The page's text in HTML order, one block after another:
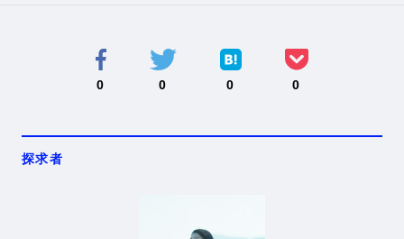
0 0 0 0
探求者